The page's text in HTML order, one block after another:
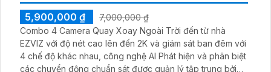
5,900,000 ₫
7,000,000 ₫
Combo 4 Camera Quay Xoay Ngoài Trời đến từ nhà
EZVIZ với độ nét cao lên đến 2K và giám sát ban đêm với
4 chế độ khác nhau, công nghệ AI Phát hiện và phân biệt
các chuyển động chuẩn sát được quản lý tập trung bởi